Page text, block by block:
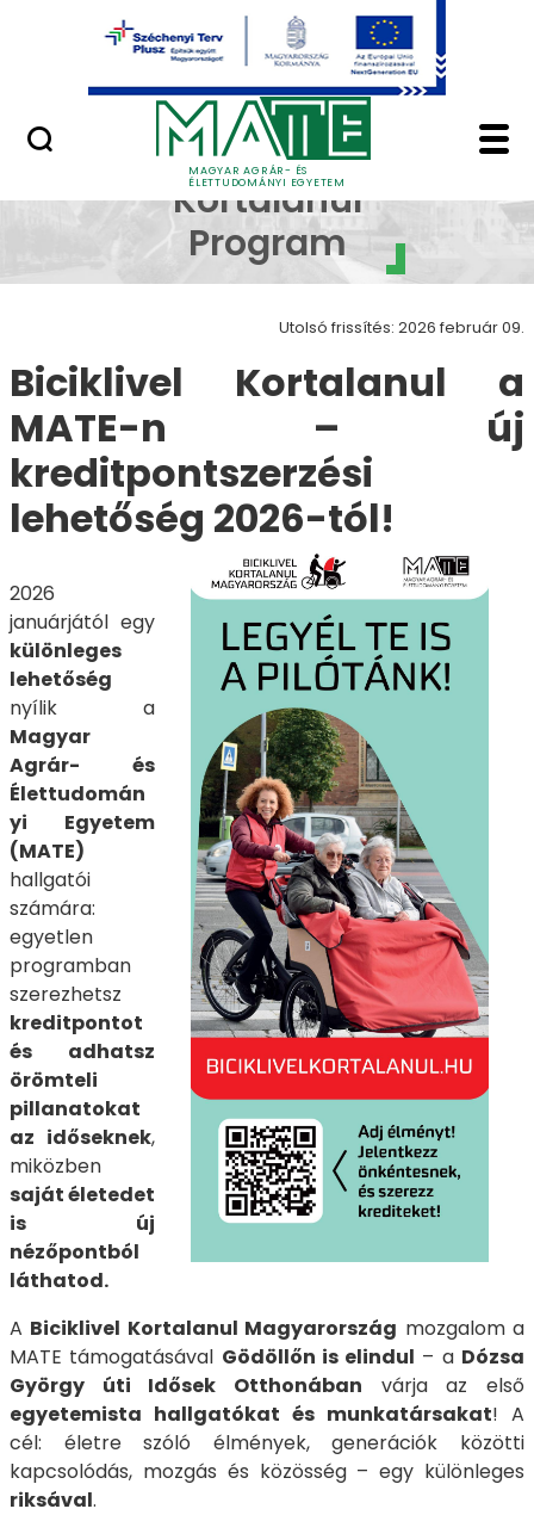
Ugrás a fő tartalomhoz
MAGYAR AGRÁR- ÉS
ÉLETTUDOMÁNYI EGYETEM
Minőségügy
Biciklivel Kortalanul
Biciklivel
Kortalanul
Program
Utolsó frissítés: 2026 február 09.
Biciklivel Kortalanul a
MATE-n – új
kreditpontszerzési
lehetőség 2026-tól!
2026
januárjától egy
különleges
lehetőség
nyílik a
Magyar
Agrár- és
Élettudomán
yi Egyetem
(MATE)
hallgatói
számára:
egyetlen
programban
szerezhetsz
kreditpontot
és adhatsz
örömteli
pillanatokat
az időseknek,
miközben
saját életedet
is új
nézőpontból
láthatod.
A Biciklivel Kortalanul Magyarország mozgalom a
MATE támogatásával Gödöllőn is elindul – a Dózsa
György úti Idősek Otthonában várja az első
egyetemista hallgatókat és munkatársakat! A
cél: életre szóló élmények, generációk közötti
kapcsolódás, mozgás és közösség – egy különleges
riksával.